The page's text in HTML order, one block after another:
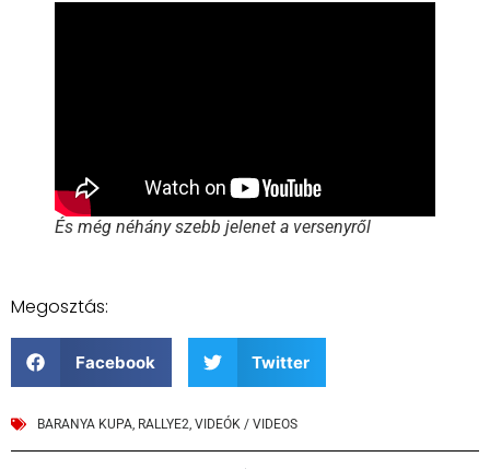
És még néhány szebb jelenet a versenyről
Megosztás:
Facebook Twitter
BARANYA KUPA, RALLYE2, VIDEÓK / VIDEOS